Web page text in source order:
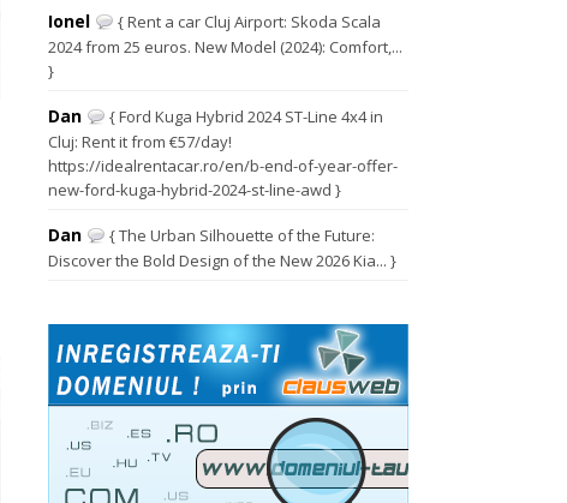
Ionel
{ Rent a car Cluj Airport: Skoda Scala
2024 from 25 euros. New Model (2024): Comfort,...
}
Dan
{ Ford Kuga Hybrid 2024 ST-Line 4x4 in
Cluj: Rent it from €57/day!
https://idealrentacar.ro/en/b-end-of-year-offer-
new-ford-kuga-hybrid-2024-st-line-awd }
Dan
{ The Urban Silhouette of the Future:
Discover the Bold Design of the New 2026 Kia... }